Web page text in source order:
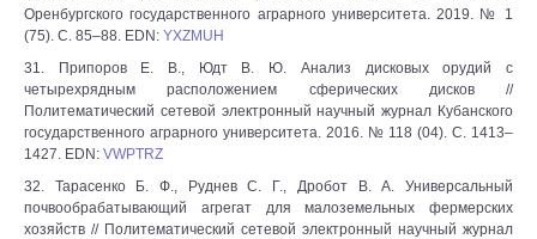
Оренбургского государственного аграрного университета. 2019. № 1
(75). С. 85–88. EDN: YXZMUH
31. Припоров Е. В., Юдт В. Ю. Анализ дисковых орудий с
четырехрядным расположением сферических дисков //
Политематический сетевой электронный научный журнал Кубанского
государственного аграрного университета. 2016. № 118 (04). С. 1413–
1427. EDN: VWPTRZ
32. Тарасенко Б. Ф., Руднев С. Г., Дробот В. А. Универсальный
почвообрабатывающий агрегат для малоземельных фермерских
хозяйств // Политематический сетевой электронный научный журнал